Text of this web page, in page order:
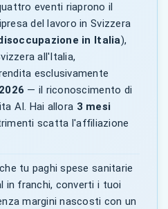
eventi riaprono il
del lavoro in Svizzera
in Italia),
all'Italia,
esclusivamente
— il riconoscimento di
AI. Hai allora 3 mesi
scatta l'affiliazione
che tu paghi spese sanitarie
in franchi, converti i tuoi
margini nascosti con un